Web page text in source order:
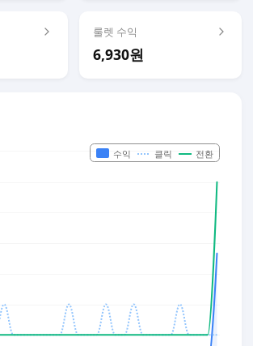
룰렛 수익
6,930원